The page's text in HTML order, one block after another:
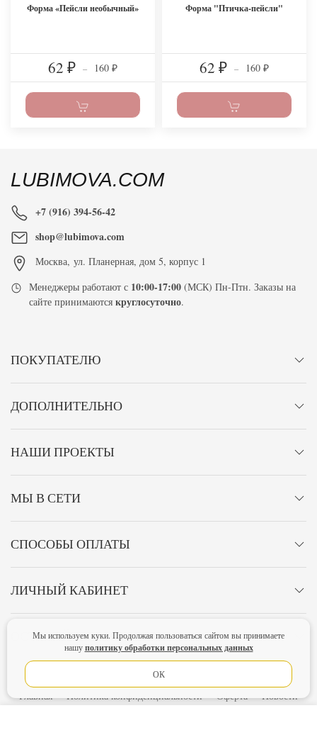
Форма «Пейсли необычный»
62 ₽ – 160 ₽
Форма "Птичка-пейсли"
62 ₽ – 160 ₽
LUBIMOVA.COM
+7 (916) 394-56-42
shop@lubimova.com
Москва, ул. Планерная, дом 5, корпус 1
Менеджеры работают с 10:00-17:00 (МСК) Пн-Птн. Заказы на
сайте принимаютсякруглосуточно.
ПОКУПАТЕЛЮ
ДОПОЛНИТЕЛЬНО
НАШИ ПРОЕКТЫ
МЫ В СЕТИ
СПОСОБЫ ОПЛАТЫ
ЛИЧНЫЙ КАБИНЕТ
ОСТАВАЙТЕСЬ НА СВЯЗИ!
Главная Политика конфиденциальности Оферта Новости
Мы используем куки. Продолжая пользоваться сайтом вы принимаете
нашуполитику обработки персональных данных
ОК